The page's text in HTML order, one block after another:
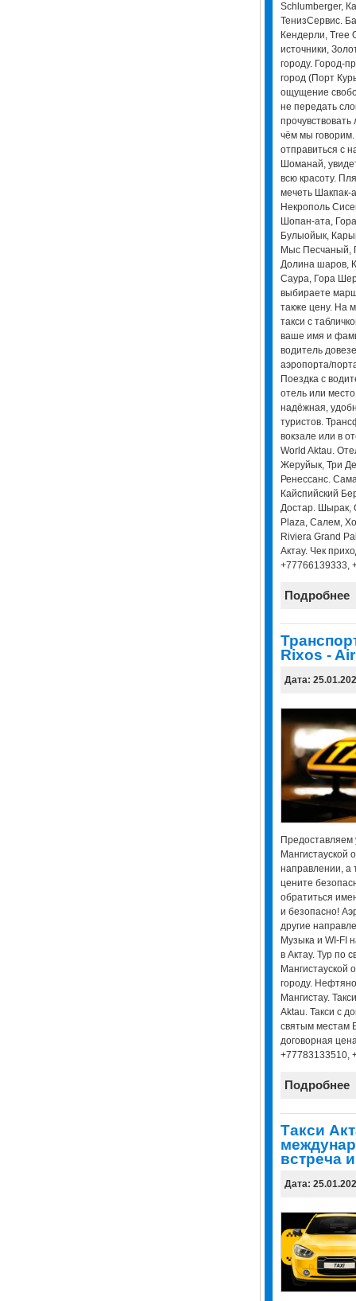
Schlumberger,
ТенизСервис.
Кендерли, Tree
источники,
городу. Город-
город (Порт
ощущение
не передать
чём мы
отправиться с
Шоманай,
всю красоту.
мечеть Шакпак-
Некрополь
Шопан-ата,
Булыойык,
Мыс Песчаный,
Долина шаров,
Саура, Гора
выбираете
также цену. На
такси с
ваше имя и
водитель
аэропорта/
Поездка с
отель или
надёжная,
туристов.
вокзале или в
World Aktau.
Жеруйык, Три
Ренессанс.
Кайспийский
Достар. Шырак,
Plaza, Салем,
Riviera Grand
Актау. Чек
+77766139333,
Подробнее
Rixos -
Дата:
Предоставляем
Мангистауской
направлении, а
цените
обратиться
и безопасно!
другие
Музыка и WI-FI
в Актау. Тур по
Мангистауской
городу.
Мангистау.
Aktau. Такси с
святым местам
договорная
+77783133510,
Подробнее
Такси
встреча
Дата: